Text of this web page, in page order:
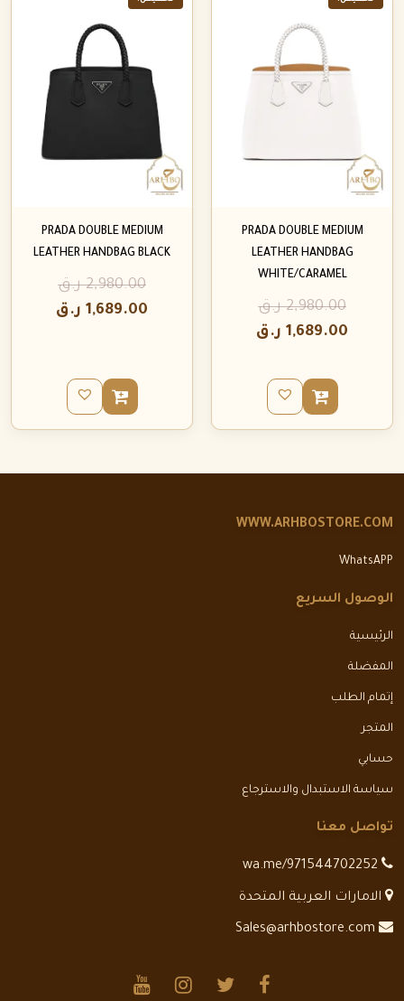
PRADA DOUBLE MEDIUM
LEATHER HANDBAG
WHITE/CARAMEL
2,980.00 ر.ق
1,689.00 ر.ق
PRADA DOUBLE MEDIUM
LEATHER HANDBAG BLACK
2,980.00 ر.ق
1,689.00 ر.ق
WWW.ARHBOSTORE.COM
WhatsAPP
الوصول السريع
الرئيسية
المفضلة
إتمام الطلب
المتجر
حسابي
سياسة الاستبدال والاسترجاع
تواصل معنا
الامارات العربية المتحدة